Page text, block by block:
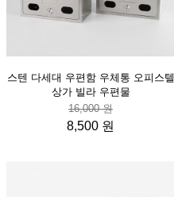
스텐 다세대 우편함 우체통 오피스텔
상가 빌라 우편물
16,000 원
8,500 원